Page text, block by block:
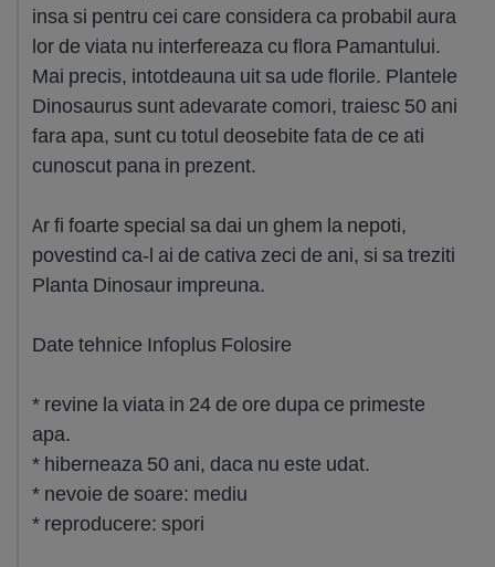
insa si pentru cei care considera ca probabil aura
lor de viata nu interfereaza cu flora Pamantului.
Mai precis, intotdeauna uit sa ude florile. Plantele
Dinosaurus sunt adevarate comori, traiesc 50 ani
fara apa, sunt cu totul deosebite fata de ce ati
cunoscut pana in prezent.
Ar fi foarte special sa dai un ghem la nepoti,
povestind ca-l ai de cativa zeci de ani, si sa treziti
Planta Dinosaur impreuna.
Date tehnice Infoplus Folosire
* revine la viata in 24 de ore dupa ce primeste
apa.
* hiberneaza 50 ani, daca nu este udat.
* nevoie de soare: mediu
* reproducere: spori